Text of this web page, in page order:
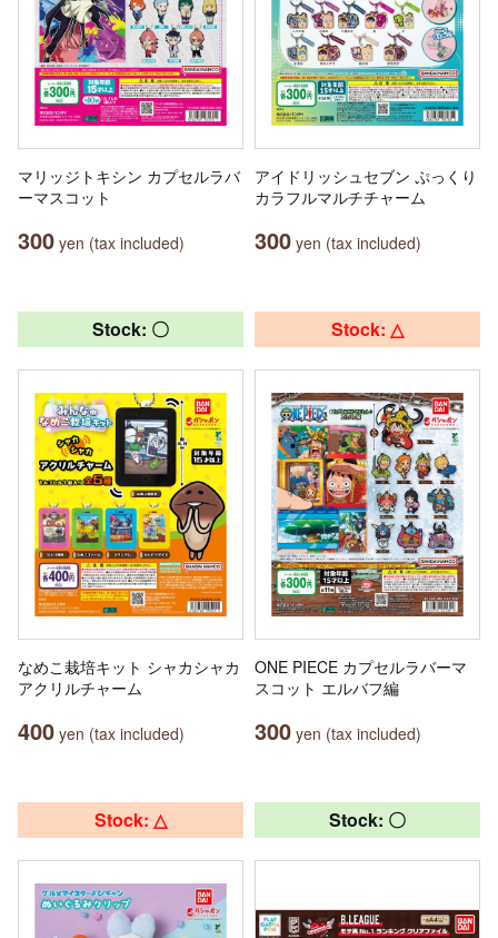
マリッジトキシン カプセルラバ
ーマスコット
300 yen (tax included)
アイドリッシュセブン ぷっくり
カラフルマルチチャーム
300 yen (tax included)
Stock: 〇
なめこ栽培キット シャカシャカ
アクリルチャーム
400 yen (tax included)
Stock: △
ONE PIECE カプセルラバーマ
スコット エルバフ編
300 yen (tax included)
Stock: △ Stock: 〇